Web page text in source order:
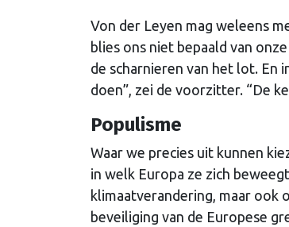
Von der Leyen mag weleens
blies ons niet bepaald van
de scharnieren van het lot. En
doen”, zei de voorzitter. “De
Populisme
Waar we precies uit kunnen
in welk Europa ze zich
klimaatverandering, maar ook
beveiliging van de Europese